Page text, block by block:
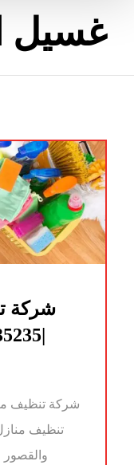
غسيل
شركة
|0528935235| تنظيف فلل
شركة تنظيف
تنظيف